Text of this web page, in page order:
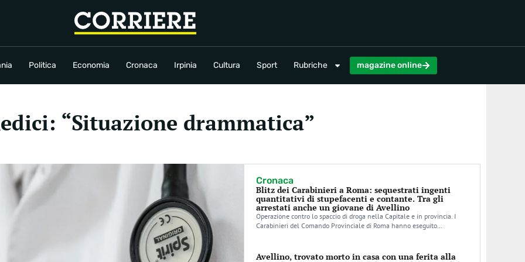
Politica Economia Cronaca Irpinia Cultura Sport Rubriche magazine online
Cronaca Irpinia Sport Rubriche
“Situazione drammatica”
Cronaca
Blitz dei Carabinieri a Roma: sequestrati ingenti
quantitativi di stupefacenti e contante. Tra gli
arrestati anche un giovane di Avellino
Operazione contro lo spaccio di droga nella Capitale e in provincia. I
Carabinieri del Comando Provinciale di Roma hanno eseguito…
Avellino, trovato morto in casa con una ferita alla